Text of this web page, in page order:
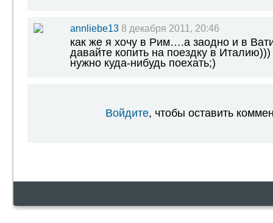
annliebe13 8 декабря 2011, 20:46
как же я хочу в Рим….а заодно и в
давайте копить на поездку в Италию)))
нужно куда-нибудь поехать;)
Войдите, чтобы оставить